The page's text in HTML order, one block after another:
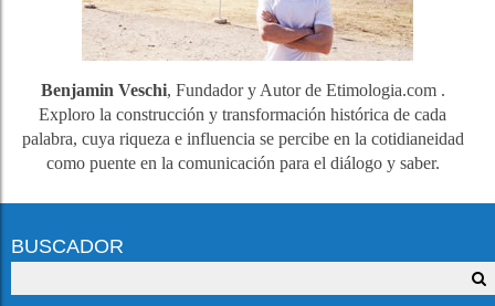
Benjamin Veschi, Fundador y Autor de Etimologia.com .
Exploro la construcción y transformación histórica de cada
palabra, cuya riqueza e influencia se percibe en la cotidianeidad
como puente en la comunicación para el diálogo y saber.
BUSCADOR